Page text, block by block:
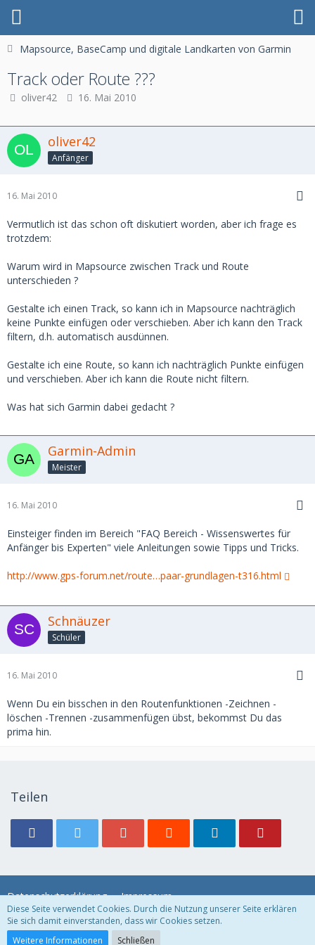
Mapsource, BaseCamp und digitale Landkarten von Garmin
Track oder Route ???
oliver42 16. Mai 2010
oliver42
Anfänger
16. Mai 2010
Vermutlich ist das schon oft diskutiert worden, aber ich frage es
trotzdem:
Warum wird in Mapsource zwischen Track und Route
unterschieden ?
Gestalte ich einen Track, so kann ich in Mapsource nachträglich
keine Punkte einfügen oder verschieben. Aber ich kann den Track
filtern, d.h. automatisch ausdünnen.
Gestalte ich eine Route, so kann ich nachträglich Punkte einfügen
und verschieben. Aber ich kann die Route nicht filtern.
Was hat sich Garmin dabei gedacht ?
Garmin-Admin
Meister
16. Mai 2010
Einsteiger finden im Bereich "FAQ Bereich - Wissenswertes für
Anfänger bis Experten" viele Anleitungen sowie Tipps und Tricks.
http://www.gps-forum.net/route…paar-grundlagen-t316.html
Schnäuzer
Schüler
16. Mai 2010
Wenn Du ein bisschen in den Routenfunktionen -Zeichnen -
löschen -Trennen -zusammenfügen übst, bekommst Du das
prima hin.
Teilen
Datenschutzerklärung Impressum
Community-Software:
Diese Seite verwendet Cookies. Durch die Nutzung unserer Seite erklären
Sie sich damit einverstanden, dass wir Cookies setzen.
Weitere Informationen
Schließen